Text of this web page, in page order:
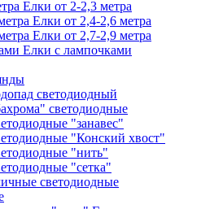
Елки от 2-2,3 метра
Елки от 2,4-2,6 метра
Елки от 2,7-2,9 метра
Елки с лампочками
светодиодный
светодиодные
"занавес"
"Конский хвост"
"нить"
"сетка"
светодиодные